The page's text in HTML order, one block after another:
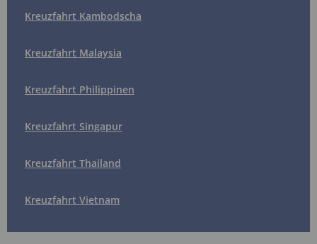
Kreuzfahrt Kambodscha
Kreuzfahrt Malaysia
Kreuzfahrt Philippinen
Kreuzfahrt Singapur
Kreuzfahrt Thailand
Kreuzfahrt Vietnam